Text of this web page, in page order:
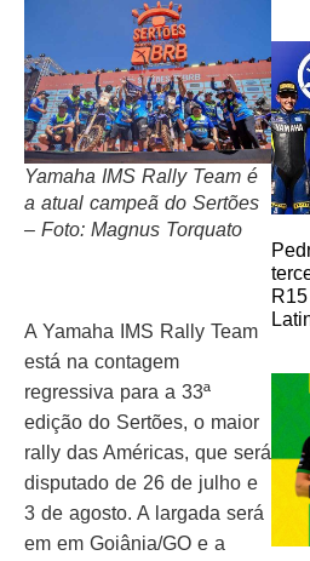
Yamaha IMS Rally Team é
a atual campeã do Sertões
– Foto: Magnus Torquato
A Yamaha IMS Rally Team
está na contagem
regressiva para a 33ª
edição do Sertões, o maior
rally das Américas, que será
disputado de 26 de julho e
3 de agosto. A largada será
em em Goiânia/GO e a